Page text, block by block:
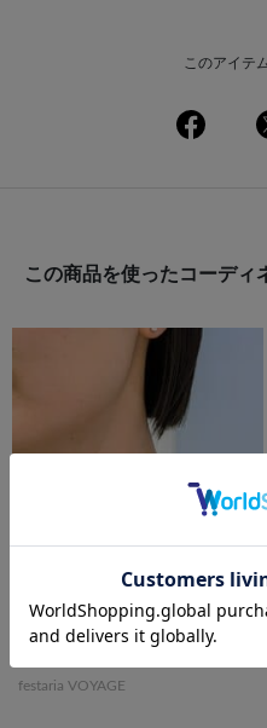
このアイテ
この商品を使ったコーディ
festaria VOYAGE